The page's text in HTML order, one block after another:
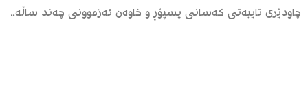
چاودێری تایبەتی کەسانی پسپۆڕ و خاوەن ئەزموونی چەند ساڵە..